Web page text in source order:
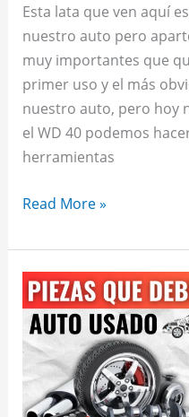
Esta lata que ven aquí
nuestro auto pero
muy importantes que
primer uso y el más
nuestro auto, pero hoy
el WD 40 podemos
herramientas
Read More »
Partes
que
vas
a
tener
que